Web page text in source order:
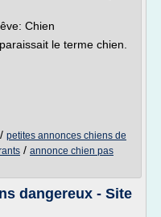
Chien
le terme chien.
/ petites annonces chiens de
/ annonce chien pas
dangereux - Site